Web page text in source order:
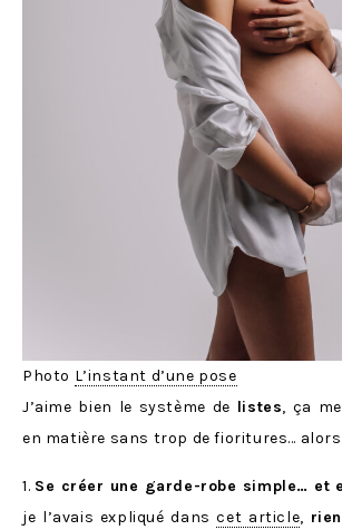
Photo L’instant d’une pose
J’aime bien le système de listes, ça
en matière sans trop de fioritures…
1. Se créer une garde-robe simple… et
je l’avais expliqué danscet article,